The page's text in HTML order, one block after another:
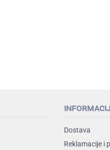
Dostava
Reklamacije i